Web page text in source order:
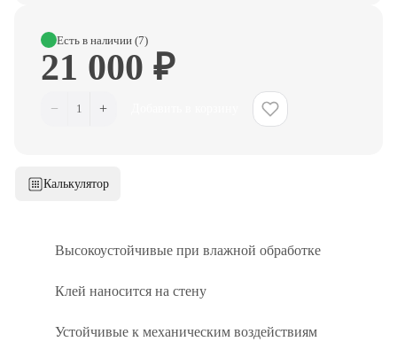
Есть в наличии (7)
21 000 ₽
− 1 +
Калькулятор
Высокоустойчивые при влажной обработке
Клей наносится на стену
Устойчивые к механическим воздействиям